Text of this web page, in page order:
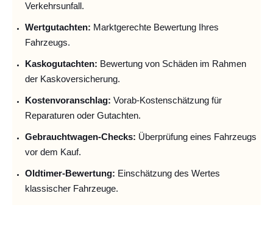
Verkehrsunfall.
Wertgutachten: Marktgerechte Bewertung Ihres
Fahrzeugs.
Kaskogutachten: Bewertung von Schäden im Rahmen
der Kaskoversicherung.
Kostenvoranschlag: Vorab-Kostenschätzung für
Reparaturen oder Gutachten.
Gebrauchtwagen-Checks: Überprüfung eines Fahrzeugs
vor dem Kauf.
Oldtimer-Bewertung: Einschätzung des Wertes
klassischer Fahrzeuge.